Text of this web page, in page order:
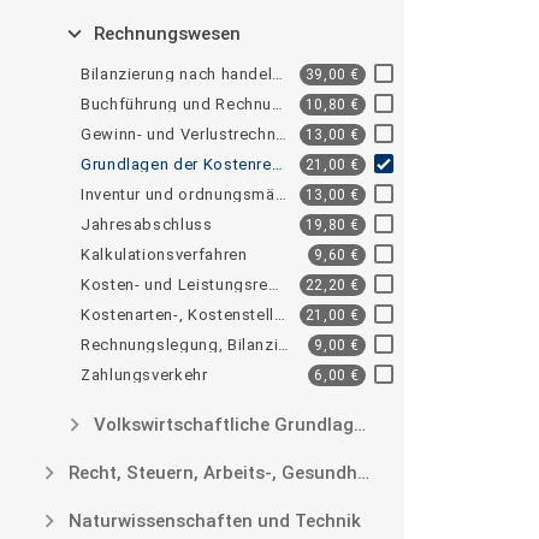
Rechnungswesen
Bilanzierung nach handels- und steuerrechtlichen Rechnungslegungsvorschriften 39,00 € Artikel
Buchführung und Rechnungslegungsvorschriften, Konzernrechnungslegung 10,80 € Artikel
Gewinn- und Verlustrechnung 13,00 € Artikel
Grundlagen der Kostenrechnung 21,00 €
Inventur und ordnungsmäßige Bewertung 13,00 €
Jahresabschluss 19,80 €
Kalkulationsverfahren 9,60 € Artikel
Kosten- und Leistungsrechnung 22,20 € Artikel
Kostenarten-, Kostenstellen-, Kostenträgerrechnung 21,00 € Artikel
Rechnungslegung, Bilanzierung und Jahresabschluss nach internationalen Vorschriften 9,00 €
Zahlungsverkehr 6,00 €
Volkswirtschaftliche Grundlagen
Recht, Steuern, Arbeits-, Gesundheits-, Umweltschutz
Naturwissenschaften und Technik